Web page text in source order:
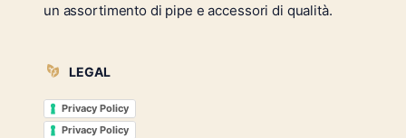
un assortimento di pipe e accessori di qualità.
LEGAL
Privacy Policy
Privacy Policy